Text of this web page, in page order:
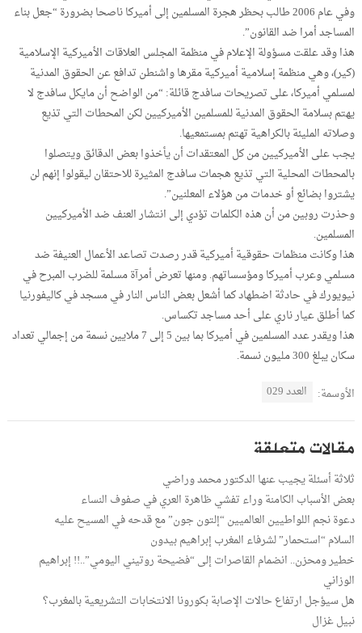
وفي عام 2006 طالب بحظر هجرة المسلمين إلى أميركا ناصحا بضرورة “جعل بناء
المساجد أمرا ضد القانون”.
هذا وقد علقت مسؤولة الإعلام في منظمة المجلس العلاقات الأميركية الإسلامية
(كير)، وهي منظمة إسلامية أميركية مقرها واشنطن تدافع عن الحقوق المدنية
لمسلمي أميركا، على تصريحات سافدج قائلة: “من الواضح أن مايكل سافدج لا
يهتم بسلامة الحقوق المدنية للمسلمين الأميركيين لكن المحطات التي تذيع
وصلاته المليئة بالكراهية تهتم بمستمعيها.
يجب على الأميركيين من كل المعتقدات أن يأخذوا بعض الدقائق ويتصلوا
بالمحطات المحلية التي تذيع هجمات سافدج المثيرة للاحتقان ليقولوا إنهم لن
يشتروا بضائع أو خدمات من هؤلاء المعلنين”.
وحذرت روبين من أن هذه الكلمات تؤدي إلى انتشار العنف ضد الأميركيين
المسلمين.
هذا وكانت منظمات حقوقية أميركية قدر رصدت تصاعد الأعمال العنيفة ضد
مسلمي وعرب أميركا ومؤسساتهم. ومنها تعرض أمرآة مسلمة للضرب المبرح في
نيويورك في حادثة اضطهاد كما أشعل بعض الناس النار في مسجد في كاليفورنيا
كما أطلق عيار ناري على أحد مساجد تكساس.
هذا ويقدر عدد المسلمين في أميركا بما بين 5 إلى 7 ملايين نسمة من إجمالي تعداد
سكان يبلغ 300 مليون نسمة.
الأوسمة: العدد 029
مقالات متعلقة
ثلاثة أسئلة يجيب عنها الدكتور محمد وراضي
بعض الأسباب الكامنة وراء تفشي ظاهرة العري في صفوف النساء
دعوة نجم اللواطيين العالميين “إلتون جون” مع قدحه في المسيح عليه
السلام “استحمار” لشرفاء المغرب إبراهيم بيدون
خطير ومحزن.. انضمام القاصرات إلى “فضيحة روتيني اليومي”..!! إبراهيم
الوزاني
هل سيؤجل ارتفاع حالات الإصابة بكورونا الانتخابات التشريعية بالمغرب؟
نبيل غزال